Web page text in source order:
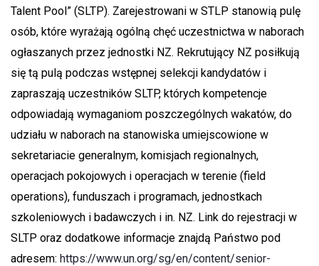
Talent Pool” (SLTP). Zarejestrowani w STLP stanowią pulę
osób, które wyrażają ogólną chęć uczestnictwa w naborach
ogłaszanych przez jednostki NZ. Rekrutujący NZ posiłkują
się tą pulą podczas wstępnej selekcji kandydatów i
zapraszają uczestników SLTP, których kompetencje
odpowiadają wymaganiom poszczególnych wakatów, do
udziału w naborach na stanowiska umiejscowione w
sekretariacie generalnym, komisjach regionalnych,
operacjach pokojowych i operacjach w terenie (field
operations), funduszach i programach, jednostkach
szkoleniowych i badawczych i in. NZ. Link do rejestracji w
SLTP oraz dodatkowe informacje znajdą Państwo pod
adresem: https://www.un.org/sg/en/content/senior-